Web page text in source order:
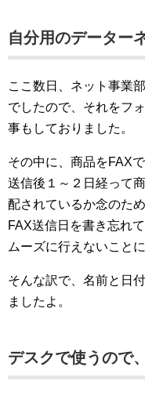
自分用のデーター
ここ数日、ネット事業
でしたので、それをフ
事もしておりました。
その中に、商品をFAX
送信後１～２日経って
配されているか念のた
FAX送信日を書き忘れ
ムーズに行えないこと
そんな訳で、名前と日
ましたよ。
デスクで使うので